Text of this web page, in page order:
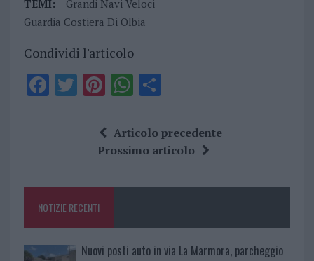
TEMI:
Grandi Navi Veloci
Guardia Costiera Di Olbia
Condividi l'articolo
F
o
k
T Pi
te
re
W
at
s
p
S
a
re
Articolo precedente
Prossimo articolo
NOTIZIE RECENTI
Nuovi posti auto in via La Marmora, parcheggio